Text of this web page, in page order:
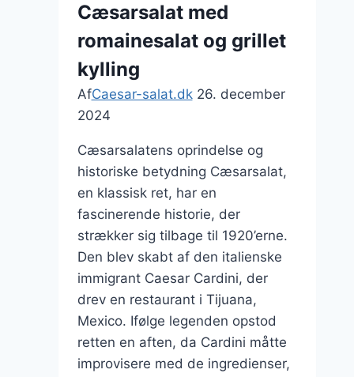
gæster
Cæsarsalat med
romainesalat og grillet
kylling
AfCaesar-salat.dk 26. december
2024
Cæsarsalatens oprindelse og
historiske betydning Cæsarsalat,
en klassisk ret, har en
fascinerende historie, der
strækker sig tilbage til 1920’erne.
Den blev skabt af den italienske
immigrant Caesar Cardini, der
drev en restaurant i Tijuana,
Mexico. Ifølge legenden opstod
retten en aften, da Cardini måtte
improvisere med de ingredienser,